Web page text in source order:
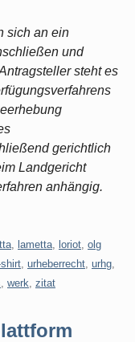
sich an ein
und
steht es
gerichtlich
Landgericht
anhängig.
lametta loriot olg
urheberrecht urhg
werk zitat